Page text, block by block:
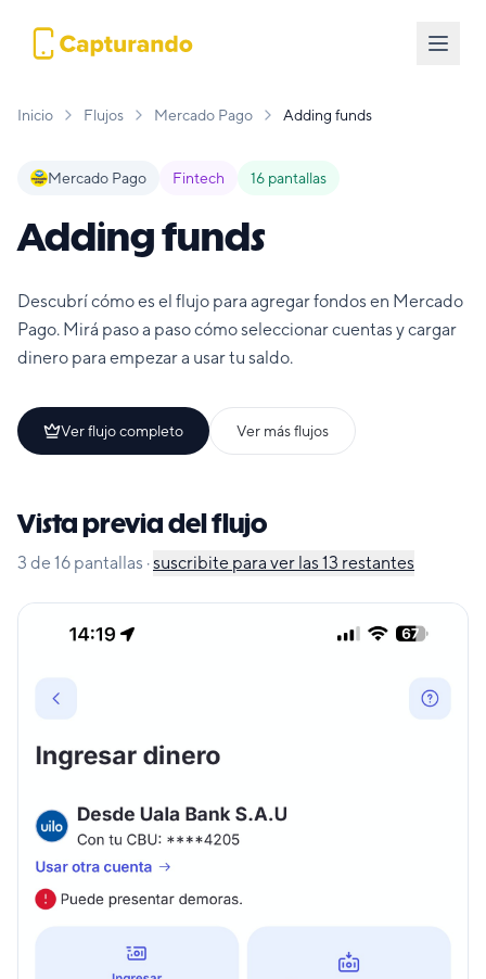
Inicio Flujos Mercado Pago Adding funds
Mercado Pago Fintech 16 pantallas
Adding funds
Descubrí cómo es el flujo para agregar fondos en Mercado
Pago. Mirá paso a paso cómo seleccionar cuentas y cargar
dinero para empezar a usar tu saldo.
Ver flujo completo Ver más flujos
Vista previa del flujo
3 de 16 pantallas ·suscribite para ver las 13 restantes